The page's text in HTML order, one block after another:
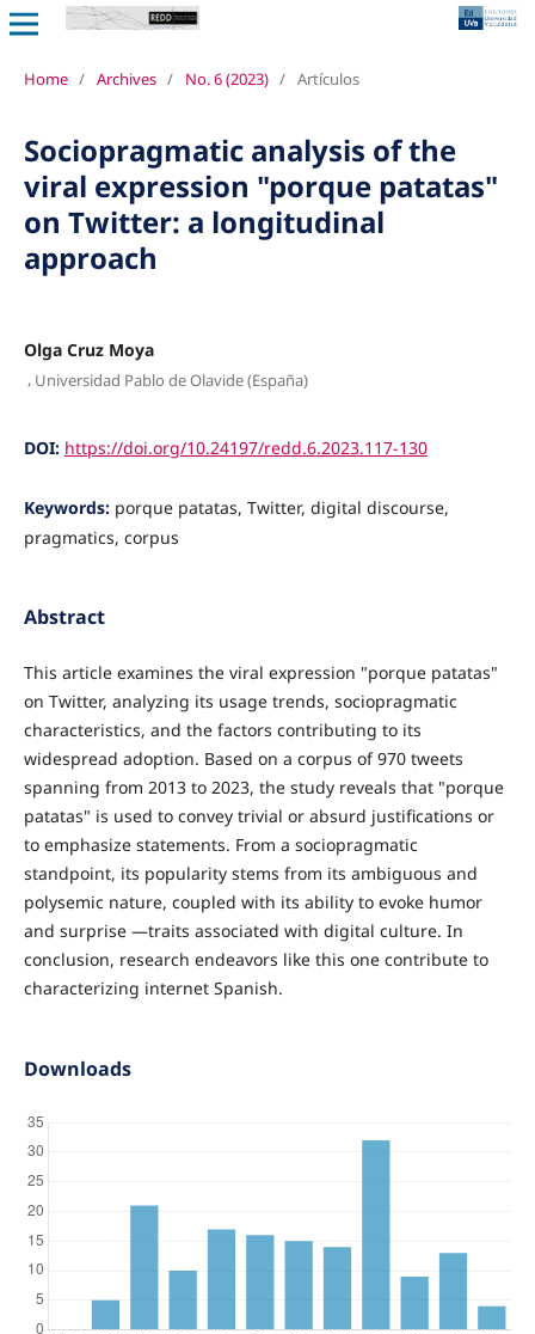
Home / Archives / No. 6 (2023) / Artículos
Sociopragmatic analysis of the
viral expression "porque patatas"
on Twitter: a longitudinal
approach
Olga Cruz Moya
, Universidad Pablo de Olavide (España)
DOI: https://doi.org/10.24197/redd.6.2023.117-130
Keywords: porque patatas, Twitter, digital discourse,
pragmatics, corpus
Abstract
This article examines the viral expression "porque patatas"
on Twitter, analyzing its usage trends, sociopragmatic
characteristics, and the factors contributing to its
widespread adoption. Based on a corpus of 970 tweets
spanning from 2013 to 2023, the study reveals that "porque
patatas" is used to convey trivial or absurd justifications or
to emphasize statements. From a sociopragmatic
standpoint, its popularity stems from its ambiguous and
polysemic nature, coupled with its ability to evoke humor
and surprise —traits associated with digital culture. In
conclusion, research endeavors like this one contribute to
characterizing internet Spanish.
Downloads